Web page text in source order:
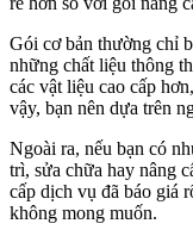
Gói cơ bản thường chỉ
những chất liệu thông
các vật liệu cao cấp
vậy, bạn nên dựa trên
Ngoài ra, nếu bạn có
trì, sửa chữa hay nâng
cấp dịch vụ đã báo giá
không mong muốn.